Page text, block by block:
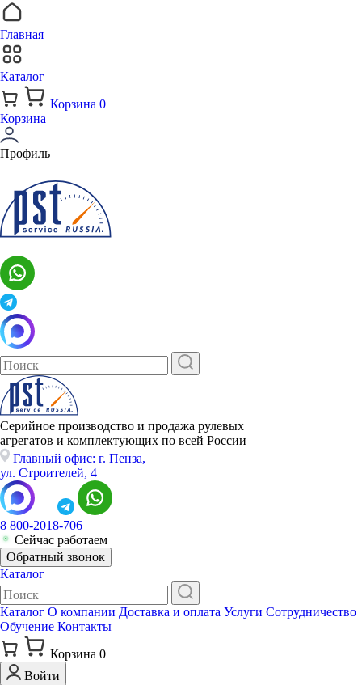
Главная
Каталог
Корзина 0
Корзина
Профиль
Серийное производство и продажа рулевых
агрегатов и комплектующих по всей России
Главный офис: г. Пенза,
ул. Строителей, 4
8 800-2018-706
Сейчас работаем
Обратный звонок
Каталог
Каталог О компании Доставка и оплата Услуги Сотрудничество
Обучение Контакты
Корзина 0
Войти